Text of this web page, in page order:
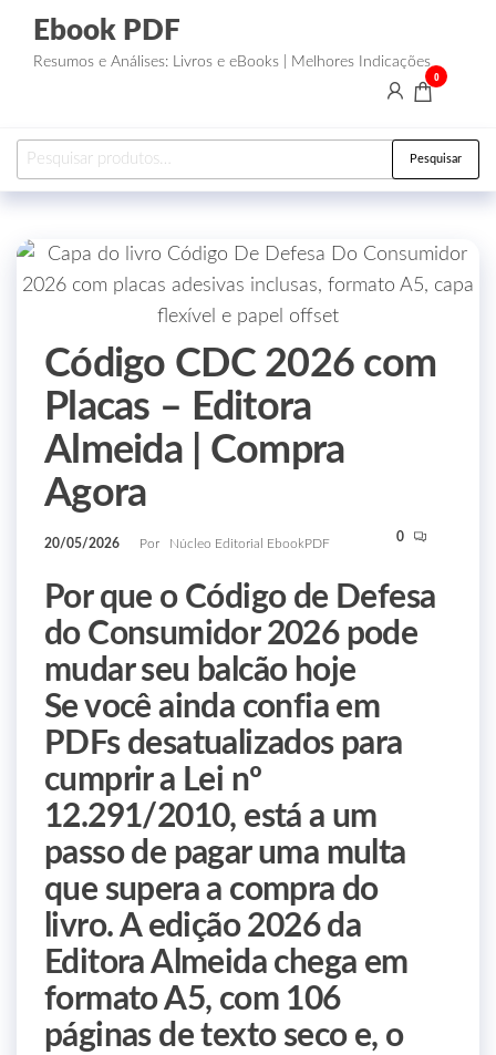
Ebook PDF
Resumos e Análises: Livros e eBooks | Melhores Indicações
0
Pesquisar
Código CDC 2026 com
Placas – Editora
Almeida | Compra
Agora
20/05/2026 Por Núcleo Editorial EbookPDF 0
Por que o Código de Defesa
do Consumidor 2026 pode
mudar seu balcão hoje
Se você ainda confia em
PDFs desatualizados para
cumprir a Lei nº
12.291/2010, está a um
passo de pagar uma multa
que supera a compra do
livro. A edição 2026 da
Editora Almeida chega em
formato A5, com 106
páginas de texto seco e, o